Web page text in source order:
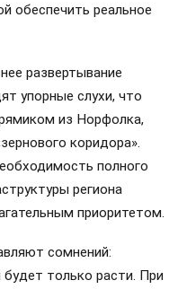
обеспечить реальное
развертывание
упорные слухи, что
из Норфолка,
коридора».
полного
региона
приоритетом.
сомнений:
только расти. При